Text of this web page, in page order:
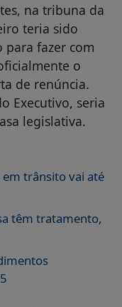
na tribuna da
teria sido
fazer com
o
de renúncia.
Executivo, seria
legislativa.
trânsito vai até
têm tratamento,